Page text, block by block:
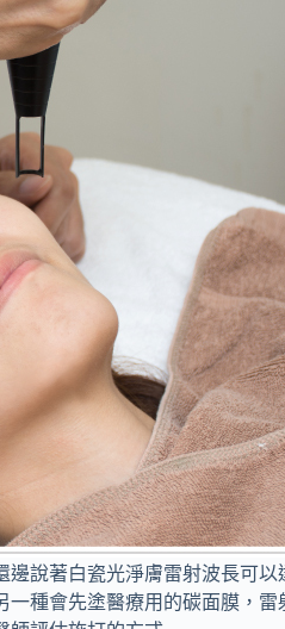
說著白瓷光淨膚雷射波長可
種會先塗醫療用的碳面膜，